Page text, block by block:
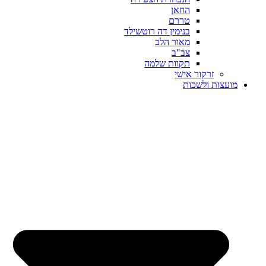
החאן
טררם
בנימין דה רוטשילד
מאור הלב
צב"ב
תקוות שלמה
זרקור אישי
מועצות ולשכות